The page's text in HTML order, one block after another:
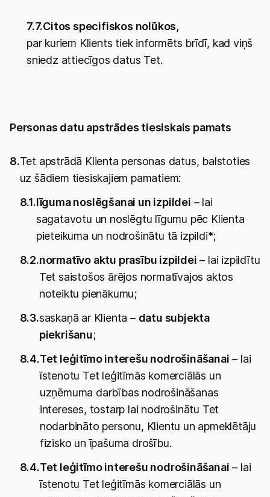
7.7.Citos specifiskos nolūkos,
par kuriem Klients tiek informēts brīdī, kad viņš
sniedz attiecīgos datus Tet.
Personas datu apstrādes tiesiskais pamats
8.Tet apstrādā Klienta personas datus, balstoties
uz šādiem tiesiskajiem pamatiem:
8.1.līguma noslēgšanai un izpildei – lai
sagatavotu un noslēgtu līgumu pēc Klienta
pieteikuma un nodrošinātu tā izpildi*;
8.2.normatīvo aktu prasību izpildei – lai izpildītu
Tet saistošos ārējos normatīvajos aktos
noteiktu pienākumu;
8.3.saskaņā ar Klienta – datu subjekta
piekrišanu;
8.4.Tet leģitīmo interešu nodrošināšanai – lai
īstenotu Tet leģitīmās komerciālās un
uzņēmuma darbības nodrošināšanas
intereses, tostarp lai nodrošinātu Tet
nodarbināto personu, Klientu un apmeklētāju
fizisko un īpašuma drošību.
8.4.Tet leģitīmo interešu nodrošināšanai – lai
īstenotu Tet leģitīmās komerciālās un